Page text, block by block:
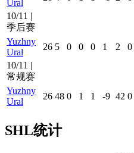
Ural
10/11 |
季后赛
Yuzhny
Ural
26 5 0 0 0 1 2 0
10/11 |
常规赛
Yuzhny
Ural
26 48 0 1 1 -9 42 0
SHL统计